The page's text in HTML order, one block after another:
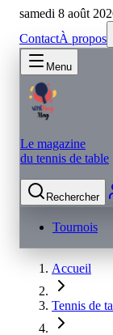
samedi 8 août
ContactÀ propos
Menu
Le magazine
du tennis de table
Rechercher
Tournois
Accueil
Tennis de